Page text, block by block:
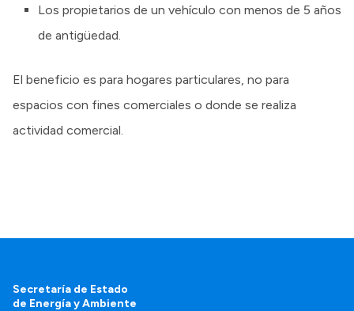
Los propietarios de un vehículo con menos de 5 años
de antigüedad.
El beneficio es para hogares particulares, no para
espacios con fines comerciales o donde se realiza
actividad comercial.
Secretaría de Estado
de Energía y Ambiente